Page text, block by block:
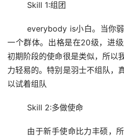
	Skill 1:组团
	everybody is小白。当你弱我弱的时辰，很轻易构成
一个群体。出格是在20级，进
初期阶段的使命很是类似，所以
力轻易的。特别是羽士不组队，
以试着组队
	Skill 2:多做使命